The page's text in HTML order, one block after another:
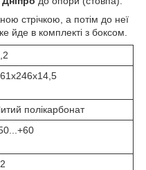
стрічкою, а потім до неї
йде в комплекті з боксом.
полікарбонат